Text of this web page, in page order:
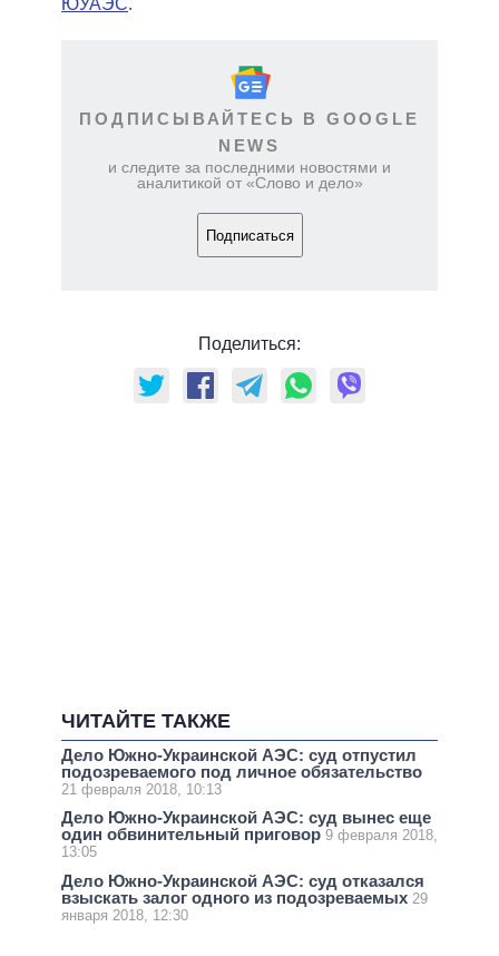
ЮУАЭС.
ПОДПИСЫВАЙТЕСЬ В GOOGLE
NEWS
и следите за последними новостями и
аналитикой от «Слово и дело»
Подписаться
Поделиться:
ЧИТАЙТЕ ТАКЖЕ
Дело Южно-Украинской АЭС: суд отпустил
подозреваемого под личное обязательство
21 февраля 2018, 10:13
Дело Южно-Украинской АЭС: суд вынес еще
один обвинительный приговор 9 февраля 2018,
13:05
Дело Южно-Украинской АЭС: суд отказался
взыскать залог одного из подозреваемых 29
января 2018, 12:30